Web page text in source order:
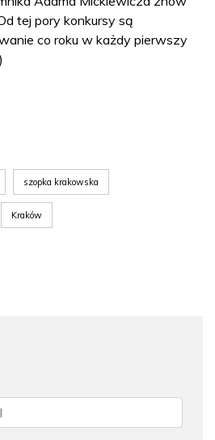
tej pory konkursy są
co roku w każdy pierwszy
szopka krakowska
Kraków